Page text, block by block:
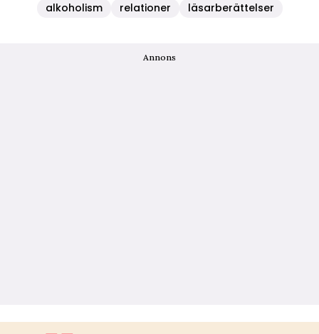
alkoholism relationer läsarberättelser
Annons